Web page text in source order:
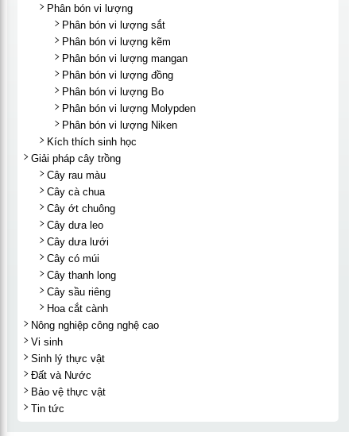
Phân bón vi lượng
Phân bón vi lượng sắt
Phân bón vi lượng kẽm
Phân bón vi lượng mangan
Phân bón vi lượng đồng
Phân bón vi lượng Bo
Phân bón vi lượng Molypden
Phân bón vi lượng Niken
Kích thích sinh học
Giải pháp cây trồng
Cây rau màu
Cây cà chua
Cây ớt chuông
Cây dưa leo
Cây dưa lưới
Cây có múi
Cây thanh long
Cây sầu riêng
Hoa cắt cành
Nông nghiệp công nghệ cao
Vi sinh
Sinh lý thực vật
Đất và Nước
Bảo vệ thực vật
Tin tức